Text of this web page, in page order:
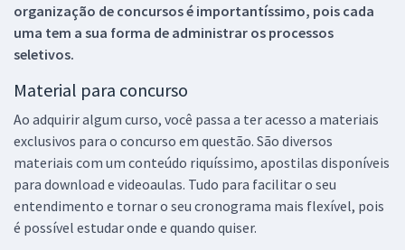
organização de concursos é importantíssimo, pois cada
uma tem a sua forma de administrar os processos
seletivos.
Material para concurso
Ao adquirir algum curso, você passa a ter acesso a materiais
exclusivos para o concurso em questão. São diversos
materiais com um conteúdo riquíssimo, apostilas disponíveis
para download e videoaulas. Tudo para facilitar o seu
entendimento e tornar o seu cronograma mais flexível, pois
é possível estudar onde e quando quiser.